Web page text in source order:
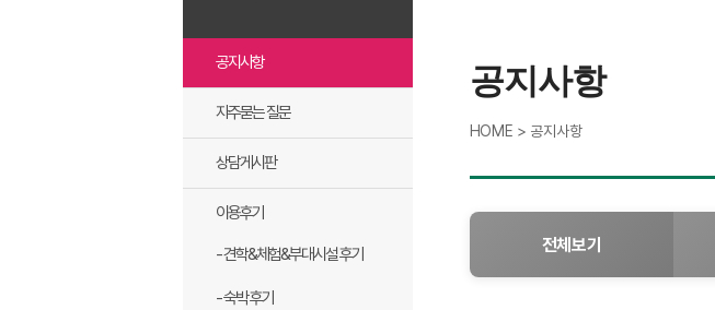
공지사항
자주묻는 질문
상담게시판
이용후기
- 견학&체험&부대시설 후기
- 숙박 후기
공지사항
HOME > 공지사항
전체보기